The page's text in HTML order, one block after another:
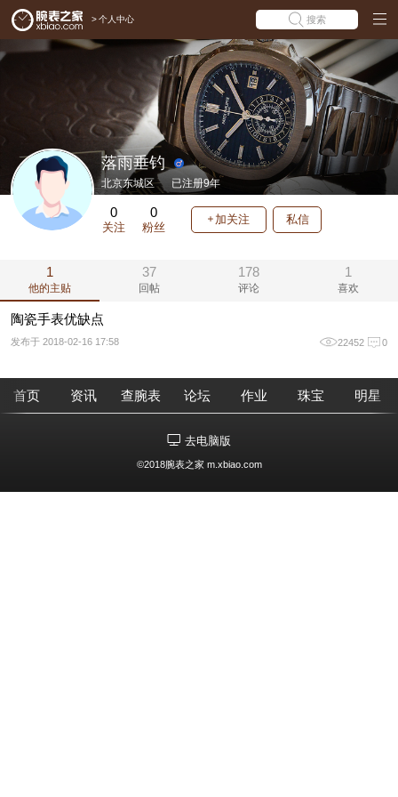
> 个人中心 搜索
落雨垂钓
北京东城区 已注册9年
0
关注
0
粉丝
加关注 私信
1
他的主贴
37
回帖
178
评论
1
喜欢
陶瓷手表优缺点
发布于 2018-02-16 17:58 22452 0
首页 资讯 查腕表 论坛 作业 珠宝 明星
去电脑版
©2018腕表之家 m.xbiao.com